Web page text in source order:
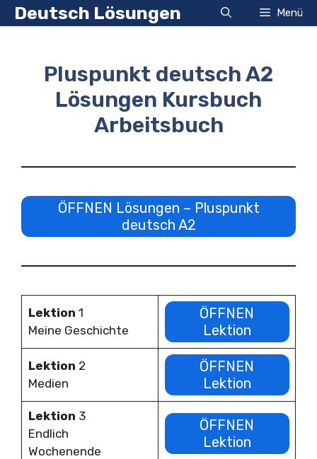
Zum
Inhalt
Deutsch Lösungen Menü
Pluspunkt deutsch A2
Lösungen Kursbuch
Arbeitsbuch
ÖFFNEN Lösungen – Pluspunkt
deutsch A2
Lektion 1
Meine Geschichte
ÖFFNEN
Lektion
Lektion 2
Medien
ÖFFNEN
Lektion
Lektion 3
Endlich
Wochenende
ÖFFNEN
Lektion